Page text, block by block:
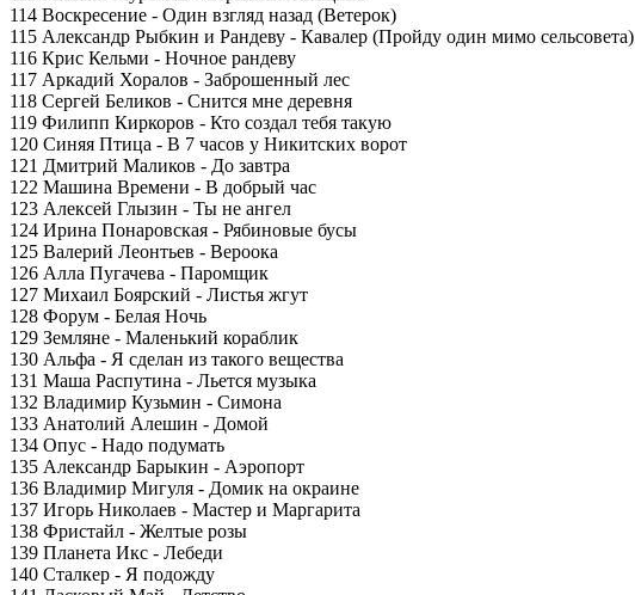
114 Воскресение - Один взгляд назад (Ветерок)
115 Александр Рыбкин и Рандеву - Кавалер (Пройду один мимо сельсовета)
116 Крис Кельми - Ночное рандеву
117 Аркадий Хоралов - Заброшенный лес
118 Сергей Беликов - Снится мне деревня
119 Филипп Киркоров - Кто создал тебя такую
120 Синяя Птица - В 7 часов у Никитских ворот
121 Дмитрий Маликов - До завтра
122 Машина Времени - В добрый час
123 Алексей Глызин - Ты не ангел
124 Ирина Понаровская - Рябиновые бусы
125 Валерий Леонтьев - Вероока
126 Алла Пугачева - Паромщик
127 Михаил Боярский - Листья жгут
128 Форум - Белая Ночь
129 Земляне - Маленький кораблик
130 Альфа - Я сделан из такого вещества
131 Маша Распутина - Льется музыка
132 Владимир Кузьмин - Симона
133 Анатолий Алешин - Домой
134 Опус - Надо подумать
135 Александр Барыкин - Аэропорт
136 Владимир Мигуля - Домик на окраине
137 Игорь Николаев - Мастер и Маргарита
138 Фристайл - Желтые розы
139 Планета Икс - Лебеди
140 Сталкер - Я подожду